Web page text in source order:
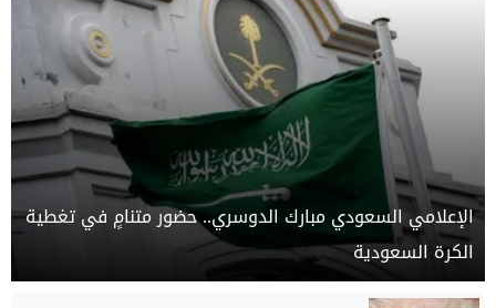
الإعلامي السعودي مبارك الدوسري.. حضور متنامٍ في تغطية
الكرة السعودية